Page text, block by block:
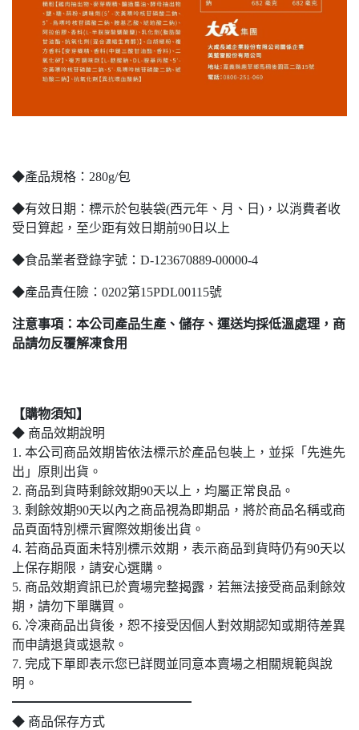
◆產品規格：280g/包
◆有效日期：標示於包裝袋(西元年、月、日)，以消費者收
受日算起，至少距有效日期前90日以上
◆食品業者登錄字號：D-123670889-00000-4
◆產品責任險：0202第15PDL00115號
注意事項：本公司產品生產、儲存、運送均採低溫處理，商
品請勿反覆解凍食用
【購物須知】
◆ 商品效期說明
1. 本公司商品效期皆依法標示於產品包裝上，並採「先進先
出」原則出貨。
2. 商品到貨時剩餘效期90天以上，均屬正常良品。
3. 剩餘效期90天以內之商品視為即期品，將於商品名稱或商
品頁面特別標示實際效期後出貨。
4. 若商品頁面未特別標示效期，表示商品到貨時仍有90天以
上保存期限，請安心選購。
5. 商品效期資訊已於賣場完整揭露，若無法接受商品剩餘效
期，請勿下單購買。
6. 冷凍商品出貨後，恕不接受因個人對效期認知或期待差異
而申請退貨或退款。
7. 完成下單即表示您已詳閱並同意本賣場之相關規範與說
明。
━━━━━━━━━━━━━━
◆ 商品保存方式